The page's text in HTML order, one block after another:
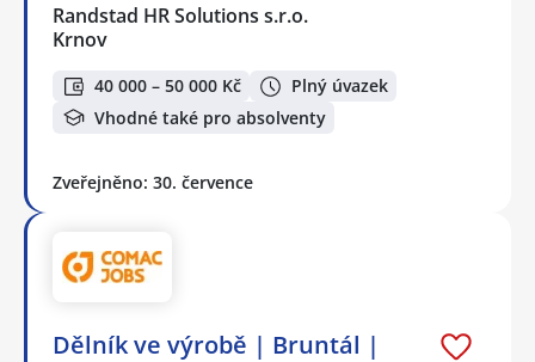
Randstad HR Solutions s.r.o.
Krnov
40 000 – 50 000 Kč
Plný úvazek
Vhodné také pro absolventy
Zveřejněno: 30. července
Dělník ve výrobě | Bruntál |